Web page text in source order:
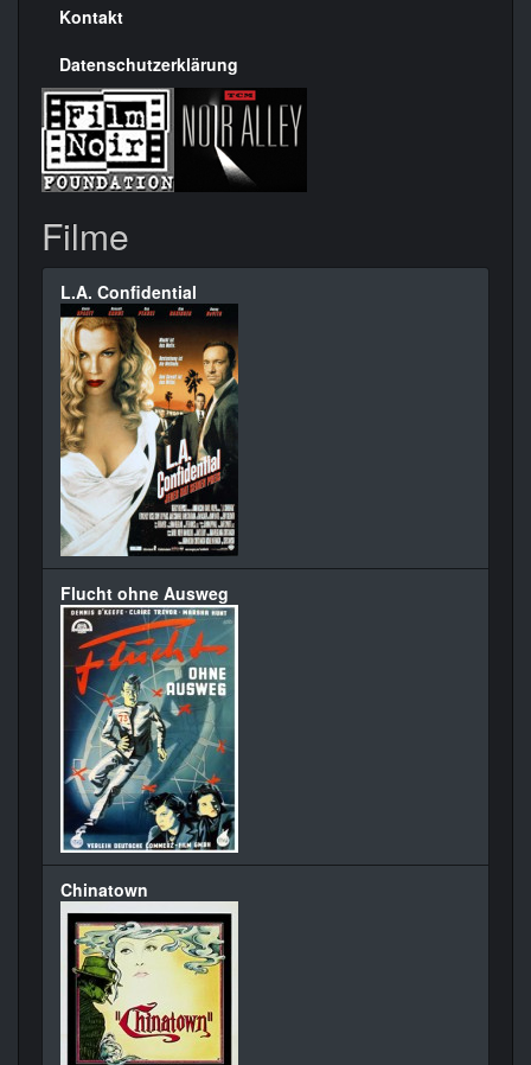
Kontakt
Datenschutzerklärung
Filme
L.A. Confidential
Flucht ohne Ausweg
Chinatown